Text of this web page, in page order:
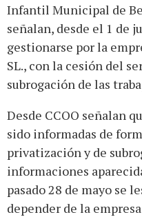
Infantil Municipal de
señalan, desde el 1 de
gestionarse por la
SL., con la cesión del
subrogación de las
Desde CCOO señalan
sido informadas de
privatización y de
informaciones
pasado 28 de mayo se
depender de la